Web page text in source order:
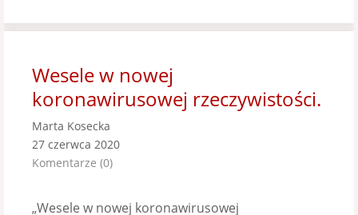
Wesele w nowej
koronawirusowej rzeczywistości.
Marta Kosecka
27 czerwca 2020
Komentarze (0)
„Wesele w nowej koronawirusowej